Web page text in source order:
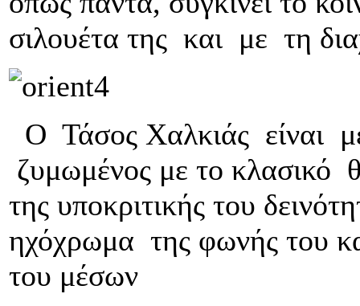
σιλουέτα της και με τη
Ο Τάσος Χαλκιάς είναι
ζυμωμένος με το κλασικό
της υποκριτικής του
ηχόχρωμα της φωνής του
του μέσων